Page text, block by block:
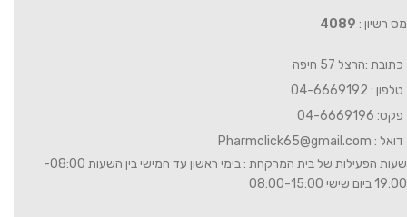
מס רשיון : 4089
כתובת :הרצל 57 חיפה
טלפון : 04-6669192
פקס: 04-6669196
דואל : Pharmclick65@gmail.com
שעות הפעילות של בית המרקחת : בימי ראשון עד חמישי בין השעות 08:00-
19:00 ביום שישי 08:00-15:00